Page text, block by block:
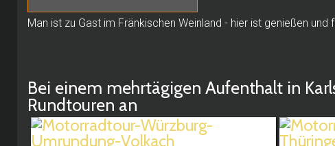
Man ist zu Gast im Fränkischen Weinland - hier ist genießen und
Bei einem mehrtägigen Aufenthalt in
Rundtouren an